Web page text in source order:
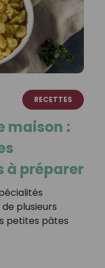
RECETTES
maison :
à préparer
plusieurs
petites pâtes